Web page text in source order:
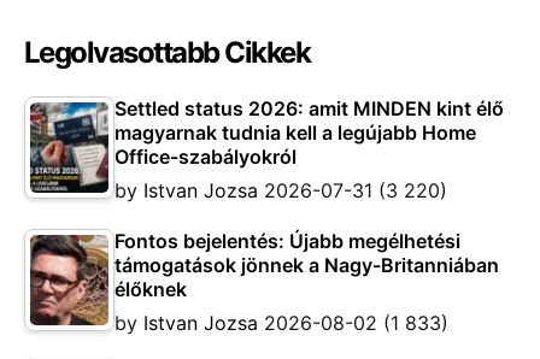
Legolvasottabb Cikkek
Settled status 2026: amit MINDEN kint élő
magyarnak tudnia kell a legújabb Home
Office-szabályokról
by Istvan Jozsa 2026-07-31 (3 220)
Fontos bejelentés: Újabb megélhetési
támogatások jönnek a Nagy-Britanniában
élőknek
by Istvan Jozsa 2026-08-02 (1 833)